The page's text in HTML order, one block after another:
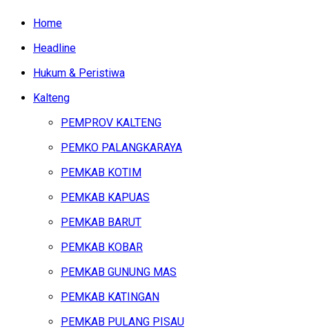
Home
Headline
Hukum & Peristiwa
Kalteng
PEMPROV KALTENG
PEMKO PALANGKARAYA
PEMKAB KOTIM
PEMKAB KAPUAS
PEMKAB BARUT
PEMKAB KOBAR
PEMKAB GUNUNG MAS
PEMKAB KATINGAN
PEMKAB PULANG PISAU